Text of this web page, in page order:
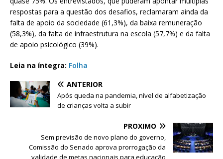
respostas para a questão dos desafios, reclamaram ainda da
falta de apoio da sociedade (61,3%), da baixa remuneração
(58,3%), da falta de infraestrutura na escola (57,7%) e da falta
de apoio psicológico (39%).
Leia na íntegra: Folha
ANTERIOR
Após queda na pandemia, nível de alfabetização
de crianças volta a subir
PRÓXIMO
Sem previsão de novo plano do governo,
Comissão do Senado aprova prorrogação da
validade de metas nacionais para educação